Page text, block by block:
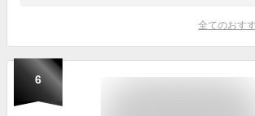
全てのおす
6